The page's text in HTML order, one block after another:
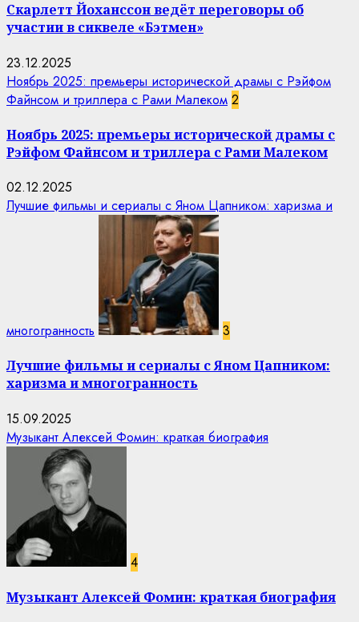
Скарлетт Йоханссон ведёт переговоры об
участии в сиквеле «Бэтмен»
23.12.2025
Ноябрь 2025: премьеры исторической драмы с Рэйфом
Файнсом и триллера с Рами Малеком 2
Ноябрь 2025: премьеры исторической драмы с
Рэйфом Файнсом и триллера с Рами Малеком
02.12.2025
Лучшие фильмы и сериалы с Яном Цапником: харизма и
многогранность 3
Лучшие фильмы и сериалы с Яном Цапником:
харизма и многогранность
15.09.2025
Музыкант Алексей Фомин: краткая биография
4
Музыкант Алексей Фомин: краткая биография